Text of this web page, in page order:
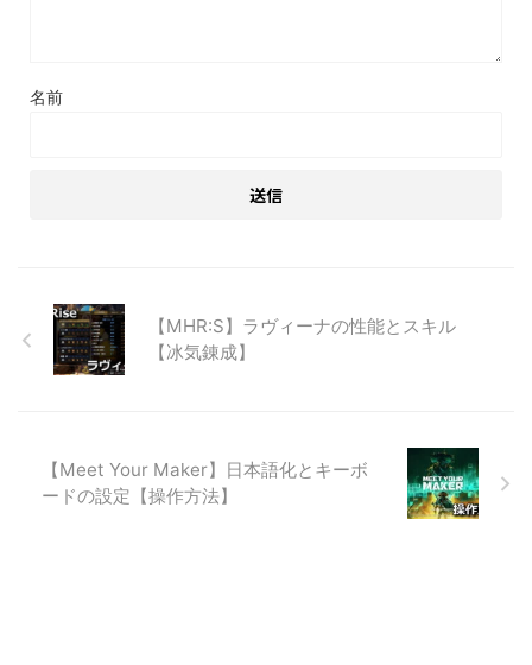
名前
【MHR:S】ラヴィーナの性能とスキル
【冰気錬成】
【Meet Your Maker】日本語化とキーボ
ードの設定【操作方法】